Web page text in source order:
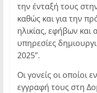
την ένταξή τους
καθώς και για την
ηλικίας, εφήβων
υπηρεσίες
2025”.
Οι γονείς οι οποίοι
εγγραφή τους στη